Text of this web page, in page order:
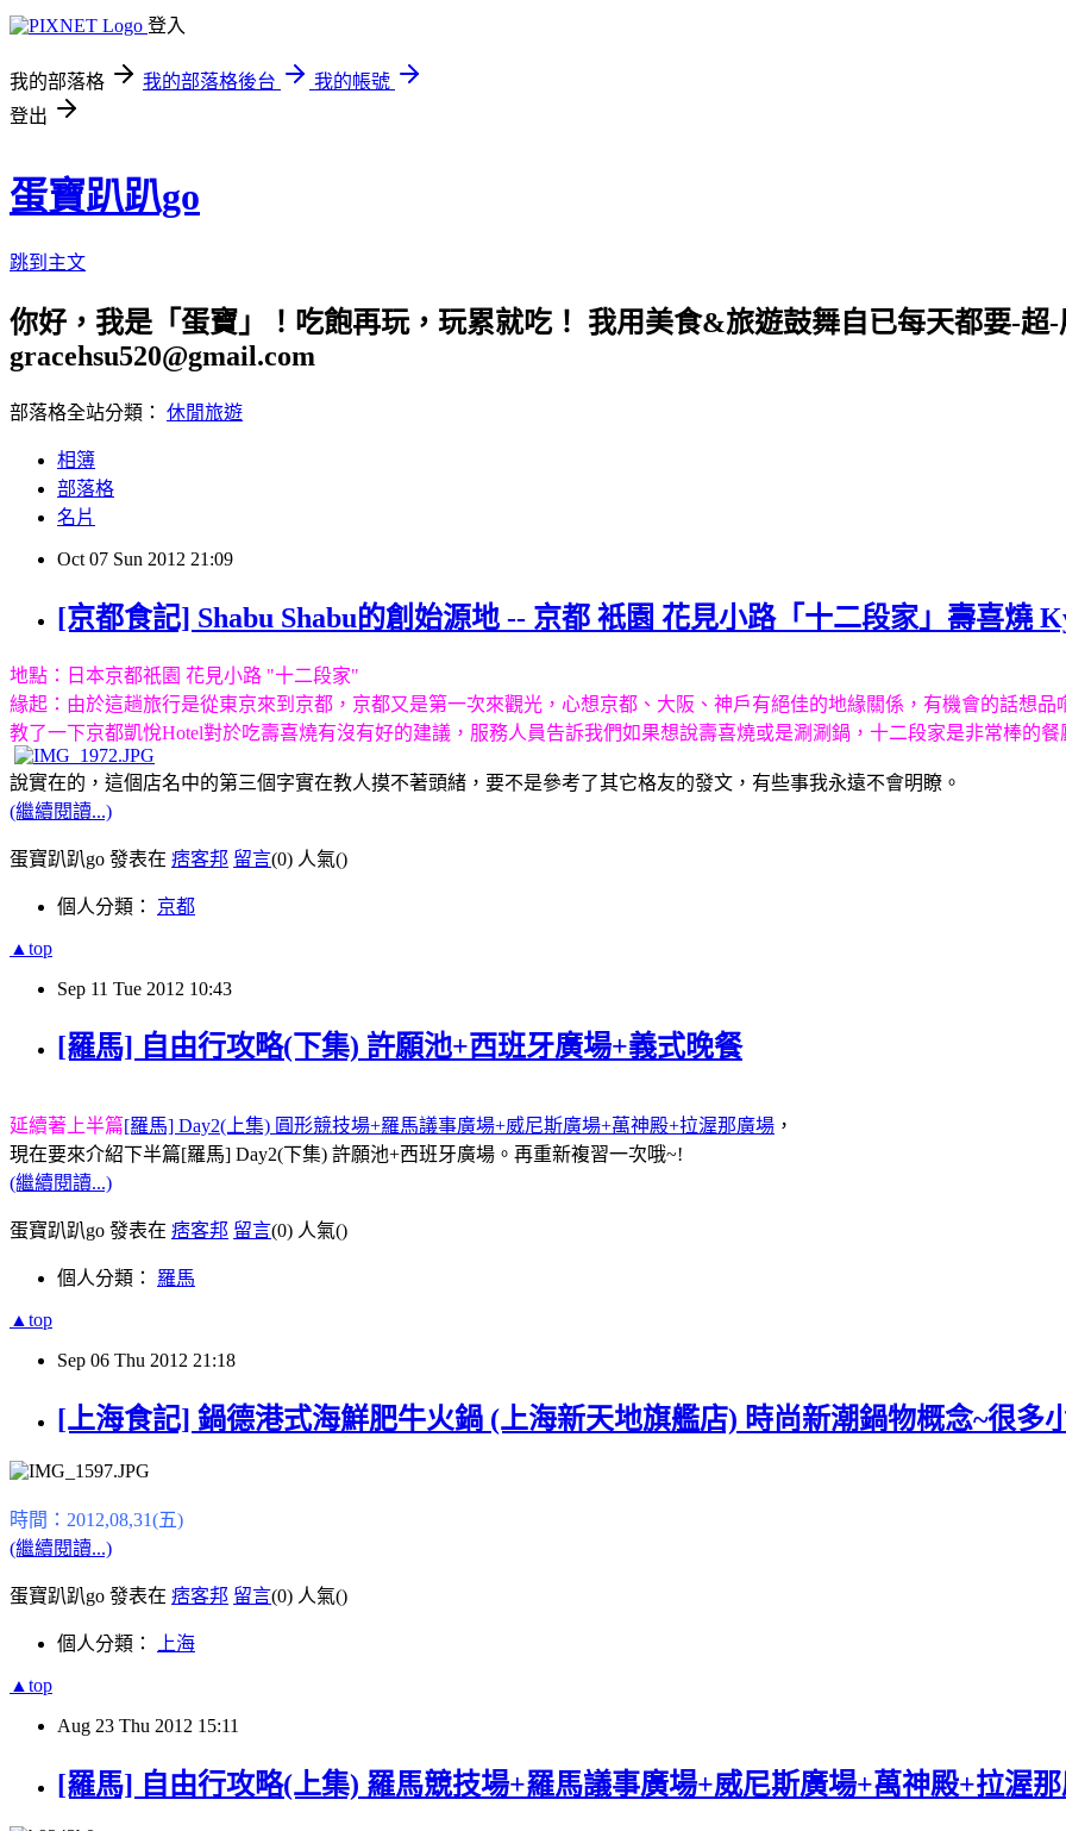
登入
我的部落格 我的部落格後台
我的帳號
登出
蛋寶趴趴go
跳到主文
你好，我是「蛋寶」！吃飽再玩，玩累就吃！ 我用美食&旅遊鼓舞自已每天都要-超
gracehsu520@gmail.com
部落格全站分類： 休閒旅遊
相簿
部落格
名片
Oct 07 Sun 2012 21:09
[京都食記] Shabu Shabu的創始源地 -- 京都 衹園 花見小路「十二段家」壽喜燒
地點：日本京都祇園 花見小路 "十二段家"
緣起：由於這趟旅行是從東京來到京都，京都又是第一次來觀光，心想京都、大阪、神戶有絕佳的地緣關係，有機會的話想
教了一下京都凱悅Hotel對於吃壽喜燒有沒有好的建議，服務人員告訴我們如果想說壽喜燒或是涮涮鍋，十二段家是非常棒的
說實在的，這個店名中的第三個字實在教人摸不著頭緒 ，要不是參考了其它格友的發文，有些事我永遠不會明瞭。
(繼續閱讀...)
蛋寶趴趴go 發表在 痞客邦 留言(0) 人氣()
個人分類： 京都
▲top
Sep 11 Tue 2012 10:43
[羅馬] 自由行攻略(下集) 許願池+西班牙廣場+義式晚餐
延續著上半篇[羅馬] Day2(上集) 圓形競技場+羅馬議事廣場+威尼斯廣場+萬神殿+拉渥那廣場 ，
現在要來介紹下半篇[羅馬] Day2(下集) 許願池+西班牙廣場。再重新複習一次哦~!
(繼續閱讀...)
蛋寶趴趴go 發表在 痞客邦 留言(0) 人氣()
個人分類： 羅馬
▲top
Sep 06 Thu 2012 21:18
[上海食記] 鍋德港式海鮮肥牛火鍋 (上海新天地旗艦店) 時尚新潮鍋物概念~很多
時間：2012,08,31(五)
(繼續閱讀...)
蛋寶趴趴go 發表在 痞客邦 留言(0) 人氣()
個人分類： 上海
▲top
Aug 23 Thu 2012 15:11
[羅馬] 自由行攻略(上集) 羅馬競技場+羅馬議事廣場+威尼斯廣場+萬神殿+拉渥